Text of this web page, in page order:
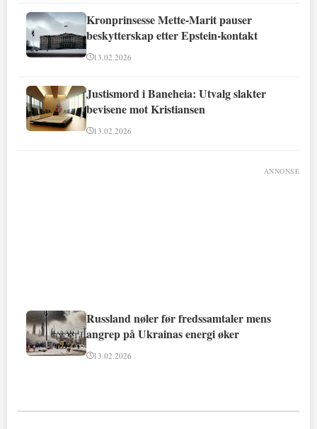
Kronprinsesse Mette-Marit pauser
beskytterskap etter Epstein-kontakt
13.02.2026
Justismord i Baneheia: Utvalg slakter
bevisene mot Kristiansen
13.02.2026
ANNONSE
Russland nøler før fredssamtaler mens
angrep på Ukrainas energi øker
13.02.2026